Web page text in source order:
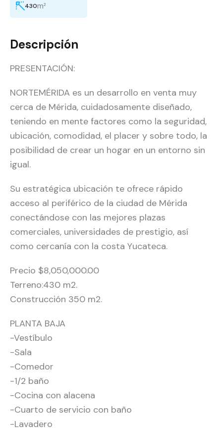
430m²
Descripción
PRESENTACIÓN:
NORTEMÉRIDA es un desarrollo en venta muy
cerca de Mérida, cuidadosamente diseñado,
teniendo en mente factores como la seguridad,
ubicación, comodidad, el placer y sobre todo, la
posibilidad de crear un hogar en un entorno sin
igual.
Su estratégica ubicación te ofrece rápido
acceso al periférico de la ciudad de Mérida
conectándose con las mejores plazas
comerciales, universidades de prestigio, así
como cercanía con la costa Yucateca.
Precio $8,050,000.00
Terreno:430 m2.
Construcción 350 m2.
PLANTA BAJA
-Vestíbulo
-Sala
-Comedor
-1/2 baño
-Cocina con alacena
-Cuarto de servicio con baño
-Lavadero